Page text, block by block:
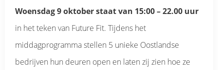
Woensdag 9 oktober staat van 15:00 – 22.00 uur
in het teken van Future Fit. Tijdens het
middagprogramma stellen 5 unieke Oostlandse
bedrijven hun deuren open en laten zij zien hoe ze